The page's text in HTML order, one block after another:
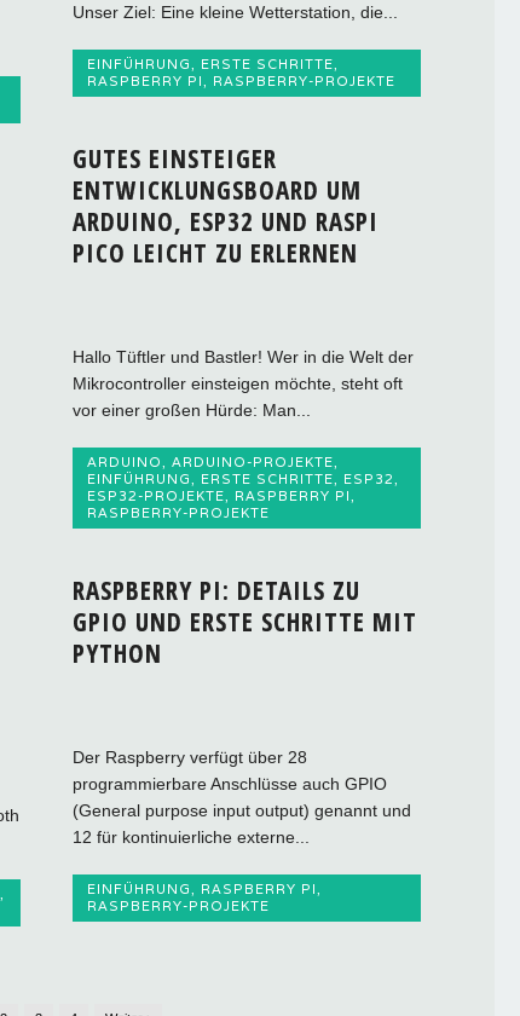
Unser Ziel: Eine kleine Wetterstation, die...
EINFÜHRUNG ERSTE SCHRITTE
RASPBERRY PI
RASPBERRY-PROJEKTE
GUTES EINSTEIGER
ENTWICKLUNGSBOARD UM
ARDUINO, ESP32 UND RASPI
PICO LEICHT ZU ERLERNEN
Hallo Tüftler und Bastler! Wer in die Welt der
Mikrocontroller einsteigen möchte, steht oft
vor einer großen Hürde: Man...
ARDUINO,ARDUINO-PROJEKTE,
EINFÜHRUNG, ERSTE SCHRITTE, ESP32,
ESP32-PROJEKTE, RASPBERRY PI,
RASPBERRY-PROJEKTE
,
RASPBERRY PI: DETAILS ZU
GPIO UND ERSTE SCHRITTE MIT
PYTHON
Der Raspberry verfügt über 28
programmierbare Anschlüsse auch GPIO
(General purpose input output) genannt und
12 für kontinuierliche externe...
EINFÜHRUNG, RASPBERRY PI,
RASPBERRY-PROJEKTE